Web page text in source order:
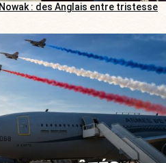
Nowak : des Anglais entre tristesse